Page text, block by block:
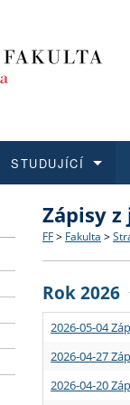
Struktura
Strategie
Podpora
Co
Učitelské
STUDUJÍCÍ
Rigorózní
O vědě a
Granty a
Aktuální
Zápisy
FF > Fakulta >
Rok 2026
2026-05-04
2026-04-27
2026-04-20